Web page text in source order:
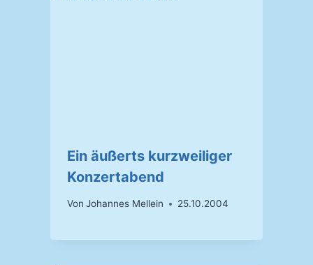
Ein äußerts kurzweiliger
Konzertabend
Von Johannes Mellein 25.10.2004